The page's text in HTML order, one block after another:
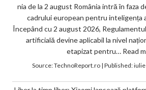
nia de la 2 august România intră în faza
cadrului european pentru inteligența
Începând cu 2 august 2026,
artificială devine aplicabil la nivel
etapizat pentru… Read
Source:TechnoReport.ro| Published:iulie